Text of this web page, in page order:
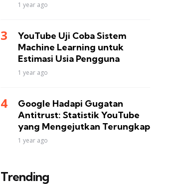
1 year ago
YouTube Uji Coba Sistem
Machine Learning untuk
Estimasi Usia Pengguna
1 year ago
Google Hadapi Gugatan
Antitrust: Statistik YouTube
yang Mengejutkan Terungkap
1 year ago
Trending